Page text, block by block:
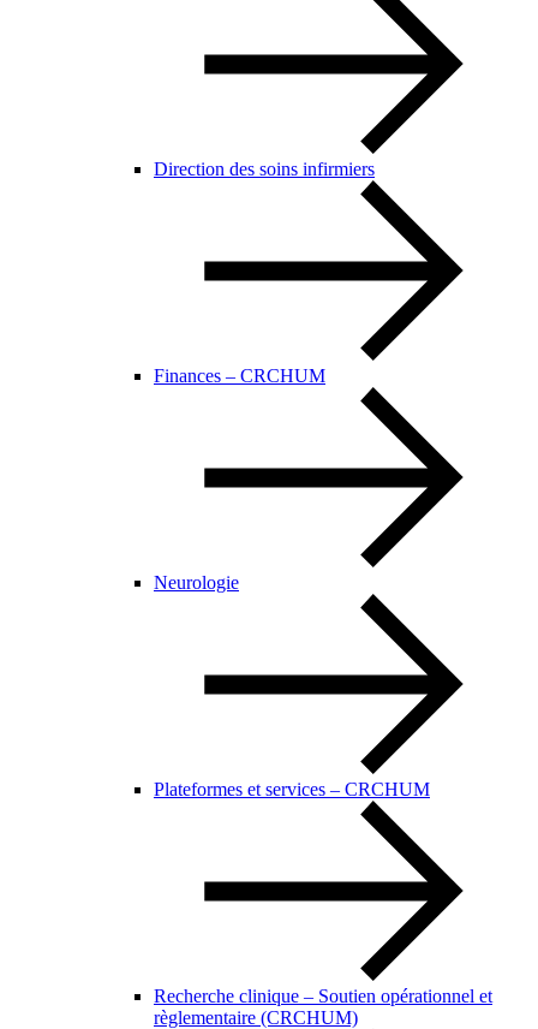
Direction des soins infirmiers
Finances – CRCHUM
Neurologie
Plateformes et services – CRCHUM
Recherche clinique – Soutien opérationnel et
règlementaire (CRCHUM)